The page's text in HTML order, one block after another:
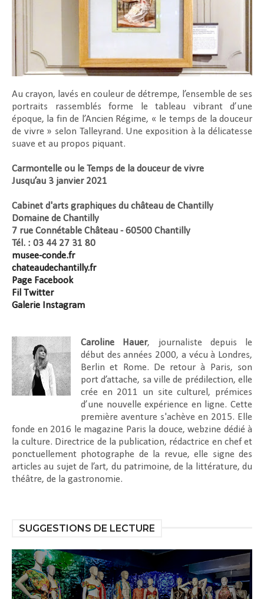
Au crayon, lavés en couleur de détrempe, l’ensemble de ses
portraits rassemblés forme le tableau vibrant d’une
époque, la fin de l’Ancien Régime, « le temps de la douceur
de vivre » selon Talleyrand. Une exposition à la délicatesse
suave et au propos piquant.
Carmontelle ou le Temps de la douceur de vivre
Jusqu’au 3 janvier 2021
Cabinet d'arts graphiques du château de Chantilly
Domaine de Chantilly
7 rue Connétable Château - 60500 Chantilly
Tél. : 03 44 27 31 80
musee-conde.fr
chateaudechantilly.fr
Page Facebook
Fil Twitter
Galerie Instagram
Caroline Hauer, journaliste depuis le
début des années 2000, a vécu à Londres,
Berlin et Rome. De retour à Paris, son
port d’attache, sa ville de prédilection, elle
crée en 2011 un site culturel, prémices
d’une nouvelle expérience en ligne. Cette
première aventure s'achève en 2015. Elle
fonde en 2016 le magazine Paris la douce, webzine dédié à
la culture. Directrice de la publication, rédactrice en chef et
ponctuellement photographe de la revue, elle signe des
articles au sujet de l’art, du patrimoine, de la littérature, du
théâtre, de la gastronomie.
SUGGESTIONS DE LECTURE